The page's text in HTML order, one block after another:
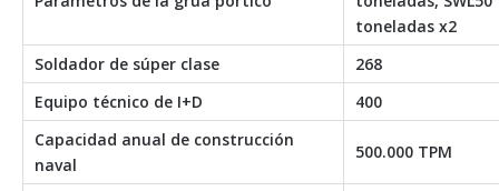
toneladas x2
Soldador de súper clase
268
Equipo técnico de I+D
400
Capacidad anual de construcción
naval
500.000 TPM